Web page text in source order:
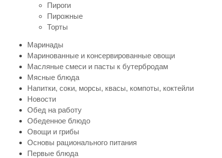
Пироги
Пирожные
Торты
Маринады
Маринованные и консервированные овощи
Масляные смеси и пасты к бутербродам
Мясные блюда
Напитки, соки, морсы, квасы, компоты, коктейли
Новости
Обед на работу
Обеденное блюдо
Овощи и грибы
Основы рационального питания
Первые блюда